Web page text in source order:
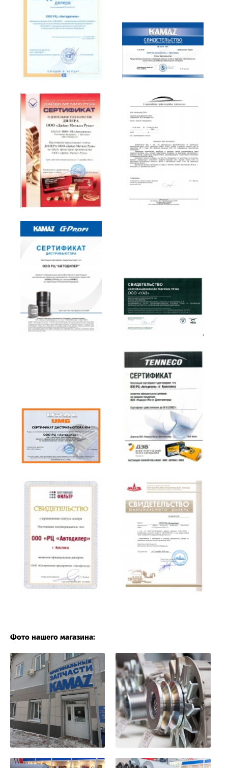
Фото нашего магазина: